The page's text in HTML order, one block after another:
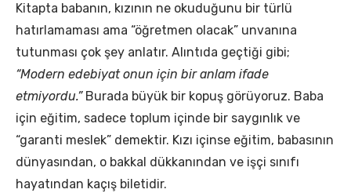
​Kitapta babanın, kızının ne okuduğunu bir türlü
hatırlamaması ama “öğretmen olacak” unvanına
tutunması çok şey anlatır. Alıntıda geçtiği gibi;
“Modern edebiyat onun için bir anlam ifade
etmiyordu.” Burada büyük bir kopuş görüyoruz. Baba
için eğitim, sadece toplum içinde bir saygınlık ve
“garanti meslek” demektir. Kızı içinse eğitim, babasının
dünyasından, o bakkal dükkanından ve işçi sınıfı
hayatından kaçış biletidir.